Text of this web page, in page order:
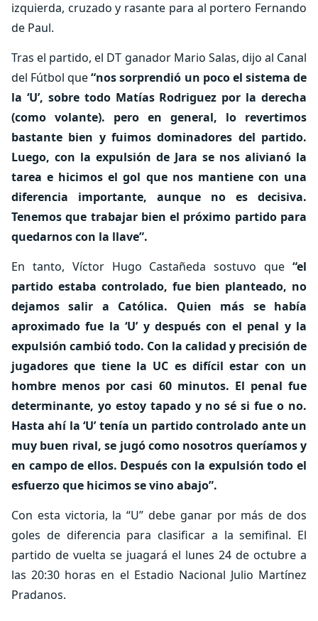
izquierda, cruzado y rasante para al portero Fernando
de Paul.
Tras el partido, el DT ganador Mario Salas, dijo al Canal
del Fútbol que“nos sorprendió un poco el sistema de
la ‘U’, sobre todo Matías Rodriguez por la derecha
(como volante). pero en general, lo revertimos
bastante bien y fuimos dominadores del partido.
Luego, con la expulsión de Jara se nos alivianó la
tarea e hicimos el gol que nos mantiene con una
diferencia importante, aunque no es decisiva.
Tenemos que trabajar bien el próximo partido para
quedarnos con la llave”.
En tanto, Víctor Hugo Castañeda sostuvo que “el
partido estaba controlado, fue bien planteado, no
dejamos salir a Católica. Quien más se había
aproximado fue la ‘U’ y después con el penal y la
expulsión cambió todo. Con la calidad y precisión de
jugadores que tiene la UC es difícil estar con un
hombre menos por casi 60 minutos. El penal fue
determinante, yo estoy tapado y no sé si fue o no.
Hasta ahí la ‘U’ tenía un partido controlado ante un
muy buen rival, se jugó como nosotros queríamos y
en campo de ellos. Después con la expulsión todo el
esfuerzo que hicimos se vino abajo”.
Con esta victoria, la “U” debe ganar por más de dos
goles de diferencia para clasificar a la semifinal. El
partido de vuelta se juagará el lunes 24 de octubre a
las 20:30 horas en el Estadio Nacional Julio Martínez
Pradanos.